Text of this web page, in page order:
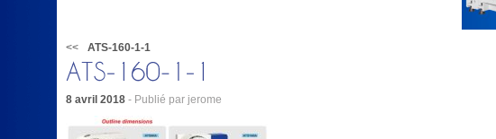
<< ATS-160-1-1
8 avril 2018 - Publié par jerome